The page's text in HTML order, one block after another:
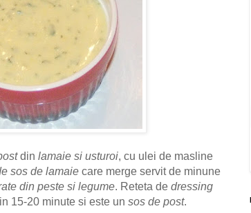
din lamaie si usturoi, cu ulei de masline
sos de lamaie care merge servit de minune
din peste si legume. Reteta de dressing
15-20 minute si este un sos de post.